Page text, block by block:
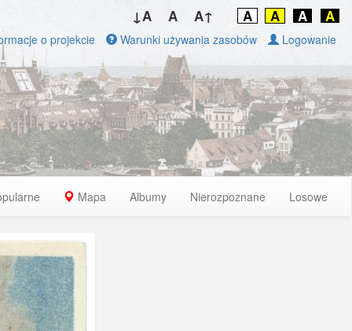
↓A A A↑ A A A A
o projekcie Warunki używania zasobów Logowanie
Mapa Albumy Nierozpoznane Losowe